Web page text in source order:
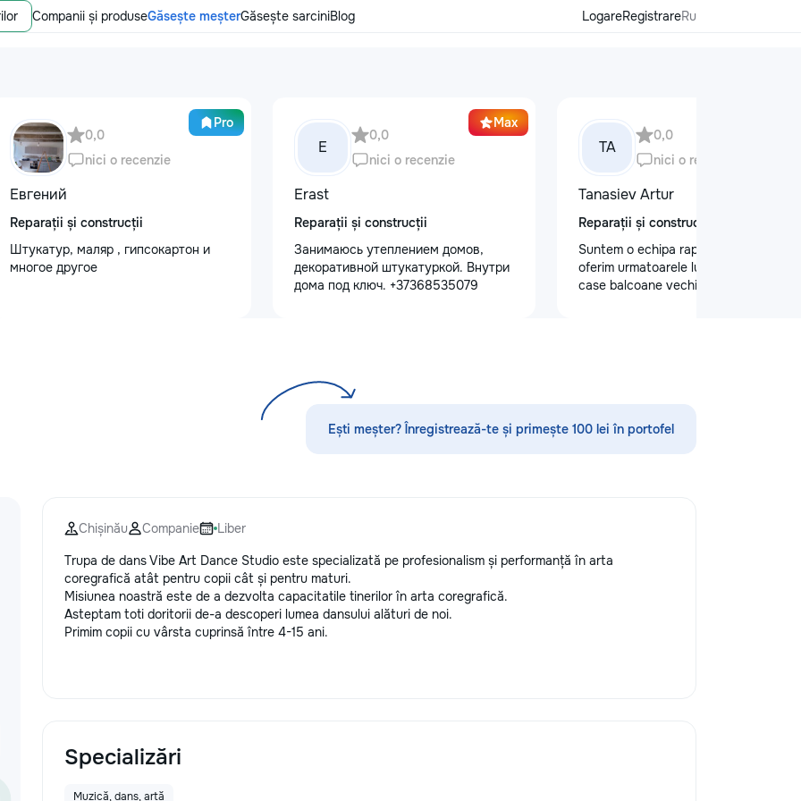
Companii și produseGăsește meșterGăsește sarciniBlog LogareRegistrareRu
Pro
0,0
nici o recenzie
Евгений
Reparații și construcții
Штукатур, маляр , гипсокартон и
многое другое
Max
E
0,0
nici o recenzie
Erast
Reparații și construcții
Занимаюсь утеплением домов,
декоративной штукатуркой. Внутри
дома под ключ. +37368535079
TA
0,0
nici o recenzie
Tanasiev Artur
Reparații și construcții
Suntem o echipa rapida de Hamali
oferim urmatoarele lucrari Demolari
case balcoane vechii - Demolare
Ești meșter? Înregistrează-te și primește 100 lei în portofel
Chișinău Companie
Liber
Trupa de dans Vibe Art Dance Studio este specializată pe profesionalism și performanță în arta
coregrafică atât pentru copii cât și pentru maturi.
Misiunea noastră este de a dezvolta capacitatile tinerilor în arta coregrafică.
Asteptam toti doritorii de-a descoperi lumea dansului alături de noi.
Primim copii cu vârsta cuprinsă între 4-15 ani.
Specializări
Muzică, dans, artă